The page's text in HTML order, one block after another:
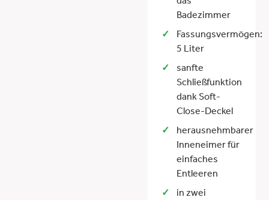
Badezimmer
Fassungsvermögen:
5 Liter
sanfte
Schließfunktion
dank Soft-
Close-Deckel
herausnehmbarer
Inneneimer für
einfaches
Entleeren
in zwei